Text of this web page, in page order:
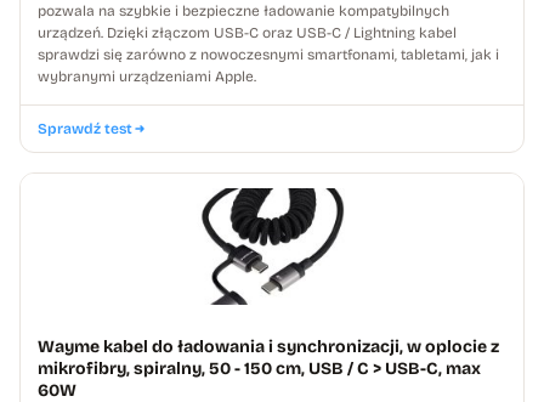
pozwala na szybkie i bezpieczne ładowanie kompatybilnych
urządzeń. Dzięki złączom USB-C oraz USB-C / Lightning kabel
sprawdzi się zarówno z nowoczesnymi smartfonami, tabletami, jak i
wybranymi urządzeniami Apple.
Sprawdź test
Wayme kabel do ładowania i synchronizacji, w oplocie z
mikrofibry, spiralny, 50 - 150 cm, USB / C > USB-C, max
60W